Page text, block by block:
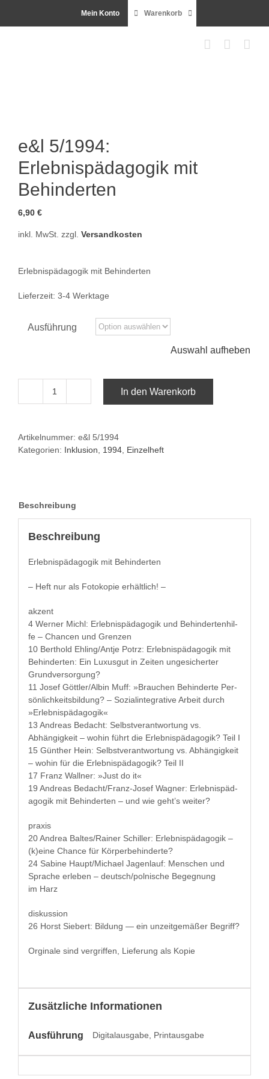
Mein Konto Warenkorb
e&l 5/1994:
Erlebnispädagogik mit
Behinderten
6,90 €
inkl. MwSt. zzgl. Versandkosten
Erlebnispädagogik mit Behinderten
Lieferzeit: 3-4 Werktage
Ausführung
Auswahl aufheben
e&l
Behinderten
Menge
In den Warenkorb
Artikelnummer: e&l 5/1994
Kategorien: Inklusion, 1994, Einzelheft
Beschreibung
Beschreibung
Erleb­nis­päd­a­gogik mit Behinderten
– Heft nur als Fotokopie erhältlich! –
akzent
4 Wern­er Michl: Erleb­nis­päd­a­gogik und Behin­derten­hil­
fe – Chan­cen und Grenzen
10 Berthold Ehling/Antje Potrz: Erleb­nis­päd­a­gogik mit
Behin­derten: Ein Luxu­sgut in Zeit­en ungesichert­er
Grundversorgung?
11 Josef Göttler/Albin Muff: »Brauchen Behin­derte Per­
sön­lichkeits­bil­dung? – Sozial­in­te­gra­tive Arbeit durch
»Erleb­nis­päd­a­gogik«
13 Andreas Bedacht: Selb­stver­ant­wor­tung vs.
Abhängigkeit – wohin führt die Erleb­nis­päd­a­gogik? Teil I
15 Gün­ther Hein: Selb­stver­ant­wor­tung vs. Abhängigkeit
– wohin für die Erleb­nis­päd­a­gogik? Teil II
17 Franz Wall­ner: »Just do it«
19 Andreas Bedacht/Franz-Josef Wag­n­er: Erleb­nis­päd­
a­gogik mit Behin­derten – und wie geht’s weiter?
prax­is
20 Andrea Baltes/Rainer Schiller: Erleb­nis­päd­a­gogik –
(k)eine Chance für Körperbehinderte?
24 Sabine Haupt/Michael Jagen­lauf: Men­schen und
Sprache erleben – deutsch/polnische Begeg­nung
im Harz
diskus­sion
26 Horst Siebert: Bil­dung — ein unzeit­gemäßer Begriff?
Orginale sind ver­grif­f­en, Liefer­ung als Kopie
Zusätzliche Informationen
Ausführung Digitalausgabe, Printausgabe